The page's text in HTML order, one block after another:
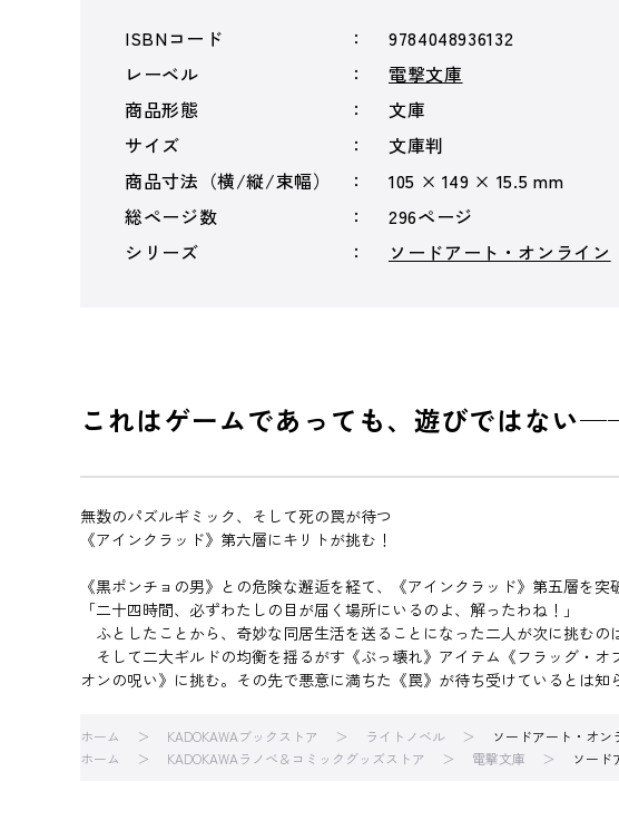
ISBNコード
9784048936132
レーベル
電撃文庫
商品形態
文庫
サイズ
文庫判
商品寸法（横/縦/束幅）
105 × 149 × 15.5 mm
総ページ数
296ページ
シリーズ
ソードアート・オンライン
これはゲームであっても、遊びではない
無数のパズルギミック、そして死の罠が待つ
《アインクラッド》第六層にキリトが挑む！
《黒ポンチョの男》との危険な邂逅を経て、《アインクラッド》第五層を突
「二十四時間、必ずわたしの目が届く場所にいるのよ、解ったわね！」
ふとしたことから、奇妙な同居生活を送ることになった二人が次に挑むの
そして二大ギルドの均衡を揺るがす《ぶっ壊れ》アイテム《フラッグ・
オンの呪い》に挑む。その先で悪意に満ちた《罠》が待ち受けているとは
ホーム KADOKAWAブックストア ライトノベル
ソードアート・オ
ホーム
KADOKAWAラノベ＆コミックグッズストア 電撃文庫 ソード